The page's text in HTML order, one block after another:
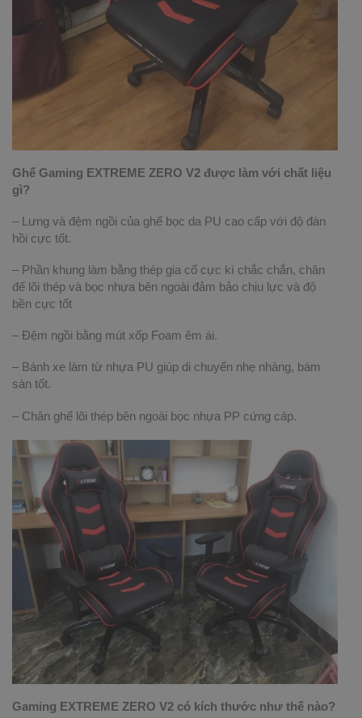
Ghế Gaming EXTREME ZERO V2 được làm với chất liệu
gì?
– Lưng và đệm ngồi của ghế bọc da PU cao cấp với độ đàn
hồi cực tốt.
– Phần khung làm bằng thép gia cố cực kì chắc chắn, chân
đế lõi thép và bọc nhựa bên ngoài đảm bảo chịu lực và độ
bền cực tốt
– Đệm ngồi bằng mút xốp Foam êm ái.
– Bánh xe làm từ nhựa PU giúp di chuyển nhẹ nhàng, bám
sàn tốt.
– Chân ghế lõi thép bên ngoài bọc nhựa PP cứng cáp.
Gaming EXTREME ZERO V2 có kích thước như thế nào?